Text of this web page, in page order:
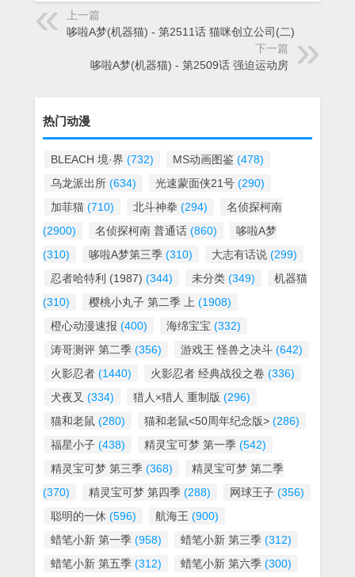
上一篇
哆啦A梦(机器猫) - 第2511话 猫咪创立公司(二)
下一篇
哆啦A梦(机器猫) - 第2509话 强迫运动房
热门动漫
BLEACH 境·界 (732) MS动画图鉴 (478)
乌龙派出所 (634) 光速蒙面侠21号 (290)
加菲猫 (710) 北斗神拳 (294)
名侦探柯南
(2900)
名侦探柯南 普通话 (860)
哆啦A梦
(310)
哆啦A梦第三季 (310) 大志有话说 (299)
忍者哈特利 (1987) (344) 未分类 (349)
机器猫
(310)
樱桃小丸子 第二季 上 (1908)
橙心动漫速报 (400) 海绵宝宝 (332)
涛哥测评 第二季 (356) 游戏王 怪兽之决斗 (642)
火影忍者 (1440) 火影忍者 经典战役之卷 (336)
犬夜叉 (334) 猎人×猎人 重制版 (296)
猫和老鼠 (280) 猫和老鼠<50周年纪念版> (286)
福星小子 (438) 精灵宝可梦 第一季 (542)
精灵宝可梦 第三季 (368)
精灵宝可梦 第二季
(370)
精灵宝可梦 第四季 (288) 网球王子 (356)
聪明的一休 (596) 航海王 (900)
蜡笔小新 第一季 (958) 蜡笔小新 第三季 (312)
蜡笔小新 第五季 (312) 蜡笔小新 第六季 (300)